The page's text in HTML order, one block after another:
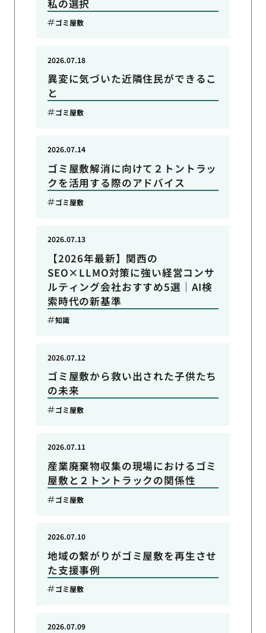
私の選択
ゴミ屋敷
異変に気づいた近隣住民ができるこ
と
2026.07.18
ゴミ屋敷
ゴミ屋敷解消に向けて２トントラッ
クを活用する際のアドバイス
2026.07.14
ゴミ屋敷
【2026年最新】関西の
SEO×LLMO対策に強い経営コンサ
ルティング会社おすすめ5選｜AI検
索時代の新基準
2026.07.13
知識
ゴミ屋敷から救い出された子供たち
の未来
2026.07.12
ゴミ屋敷
産業廃棄物収集の現場におけるゴミ
屋敷と２トントラックの関係性
2026.07.11
ゴミ屋敷
地域の繋がりがゴミ屋敷を再生させ
た支援事例
2026.07.10
ゴミ屋敷
2026.07.09